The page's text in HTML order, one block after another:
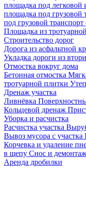
площадка под легковой
площадка под грузовой
под грузовой
Площадка из
Строительство дорог
Дорога из асфальтной
Укладка дороги из
Отмостка вокруг дома
Бетонная отмостка
тротуарной плитки
Дренаж участка
Ливнёвка
Кольцевой дренаж
Уборка и расчистка
Расчистка участка
Вывоз мусора с участка
Корчевка и удаление
в щепу Снос и
Аренда дробилки